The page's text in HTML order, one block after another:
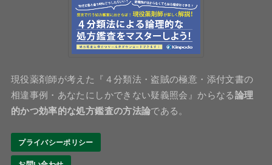
現役薬剤師が考えた『４分類法・盗賊の極意・添付文書の
相違事例・あなたにしかできない疑義照会』からなる論理
的かつ効率的な処方鑑査の方法論である。
プライバシーポリシー